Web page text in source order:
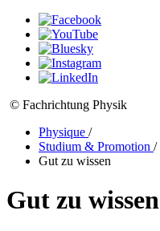
© Fachrichtung Physik
Physique /
Studium & Promotion /
Gut zu wissen
Gut zu wissen